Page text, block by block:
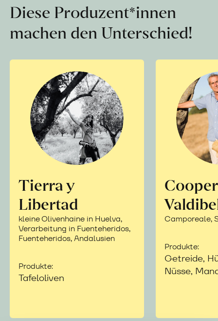
Diese Produzent*innen
machen den Unterschied!
Tierra y
Libertad
kleine Olivenhaine in Huelva,
Verarbeitung in Fuenteheridos,
Fuenteheridos, Andalusien
Produkte:
Tafeloliven
Camporeale,
Produkte:
Getreide,
Nüsse,